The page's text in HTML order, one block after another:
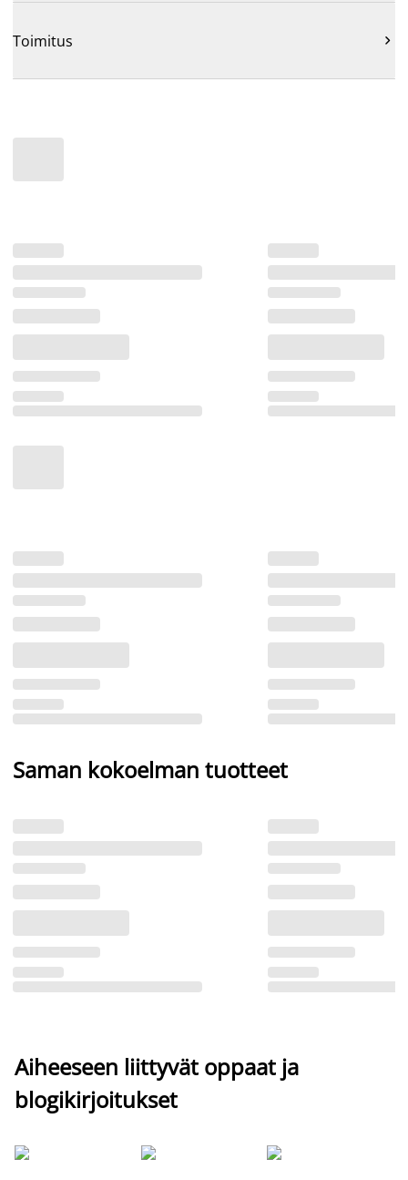
Toimitus 
Saman kokoelman tuotteet
Aiheeseen liittyvät oppaat ja
blogikirjoitukset